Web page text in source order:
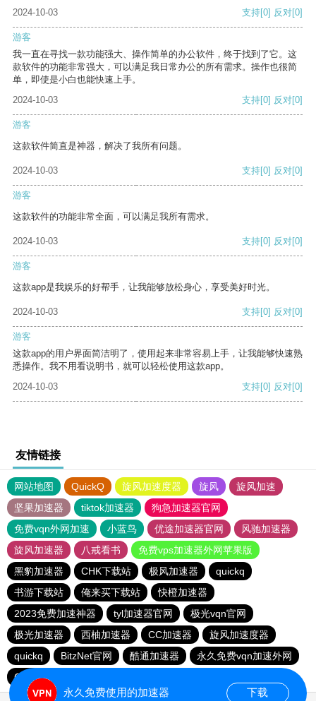
2024-10-03 支持[0] 反对[0]
游客
我一直在寻找一款功能强大、操作简单的办公软件，终于找到了它。这
款软件的功能非常强大，可以满足我日常办公的所有需求。操作也很简
单，即使是小白也能快速上手。
2024-10-03
支持[0] 反对[0]
游客
这款软件简直是神器，解决了我所有问题。
2024-10-03 支持[0] 反对[0]
游客
这款软件的功能非常全面，可以满足我所有需求。
2024-10-03 支持[0] 反对[0]
游客
这款app是我娱乐的好帮手，让我能够放松身心，享受美好时光。
2024-10-03 支持[0] 反对[0]
游客
这款app的用户界面简洁明了，使用起来非常容易上手，让我能够快速熟
悉操作。我不用看说明书，就可以轻松使用这款app。
2024-10-03
支持[0] 反对[0]
友情链接
网站地图 QuickQ 旋风加速度器 旋风
旋风加速
坚果加速器
tiktok加速器
狗急加速器官网
免费vqn外网加速
小蓝鸟 优途加速器官网
风驰加速器
旋风加速器
八戒看书
免费vps加速器外网苹果版
黑豹加速器
CHK下载站 极风加速器
quickq
书游下载站
俺来买下载站
快橙加速器
2023免费加速神器
tyl加速器官网
极光vqn官网
极光加速器
西柚加速器 CC加速器
旋风加速度器
quickq
BitzNet官网 酷通加速器
永久免费vqn加速外网
CHK下载站
永久免费使用的加速器 下载